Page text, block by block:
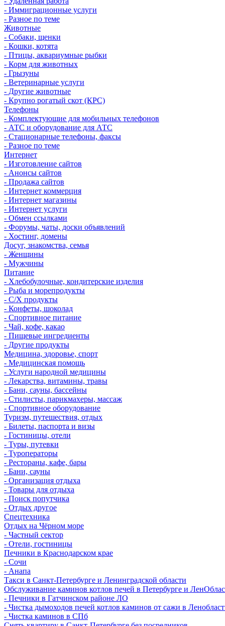
- Иммиграционные услуги
- Разное по теме
Животные
- Собаки, щенки
- Кошки, котята
- Птицы, аквариумные рыбки
- Корм для животных
- Грызуны
- Ветеринарные услуги
- Другие животные
- Крупно рогатый скот (КРС)
Телефоны
- Комплектующие для мобильных телефонов
- АТС и оборудование для АТС
- Стационарные телефоны, факсы
- Разное по теме
Интернет
- Изготовление сайтов
- Анонсы сайтов
- Продажа сайтов
- Интернет коммерция
- Интернет магазины
- Интернет услуги
- Обмен ссылками
- Форумы, чаты, доски объявлений
- Хостинг, домены
Досуг, знакомства, семья
- Женщины
- Мужчины
Питание
- Хлебобулочные, кондитерские изделия
- Рыба и морепродукты
- С/Х продукты
- Конфеты, шоколад
- Спортивное питание
- Чай, кофе, какао
- Пищевые ингредиенты
- Другие продукты
Медицина, здоровье, спорт
- Медицинская помощь
- Услуги народной медицины
- Лекарства, витамины, травы
- Бани, сауны, бассейны
- Стилисты, парикмахеры, массаж
- Спортивное оборудование
Туризм, путешествия, отдых
- Билеты, паспорта и визы
- Гостиницы, отели
- Туры, путевки
- Туроператоры
- Рестораны, кафе, бары
- Бани, сауны
- Организация отдыха
- Товары для отдыха
- Поиск попутчика
- Отдых другое
Спецтехника
Отдых на Чёрном море
- Частный сектор
- Отели, гостиницы
Печники в Краснодарском крае
- Сочи
- Анапа
Такси в Санкт-Петербурге и Ленинградской области
Обслуживание каминов котлов печей в Петербурге и
- Печники в Гатчинском районе ЛО
- Чистка дымоходов печей котлов каминов от сажи в
- Чистка каминов в СПб